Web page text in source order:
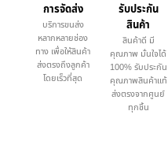
การจัดส่ง
บริการขนส่ง
หลากหลายช่อง
ทาง เพื่อให้สินค้า
ส่งตรงถึงลูกค้า
โดยเร็วที่สุด
รับประกัน
สินค้า
สินค้าดี มี
คุณภาพ มั่นใจได้
100% รับประกัน
คุณภาพสินค้าแท้
ส่งตรงจากศูนย์
ทุกชิ้น